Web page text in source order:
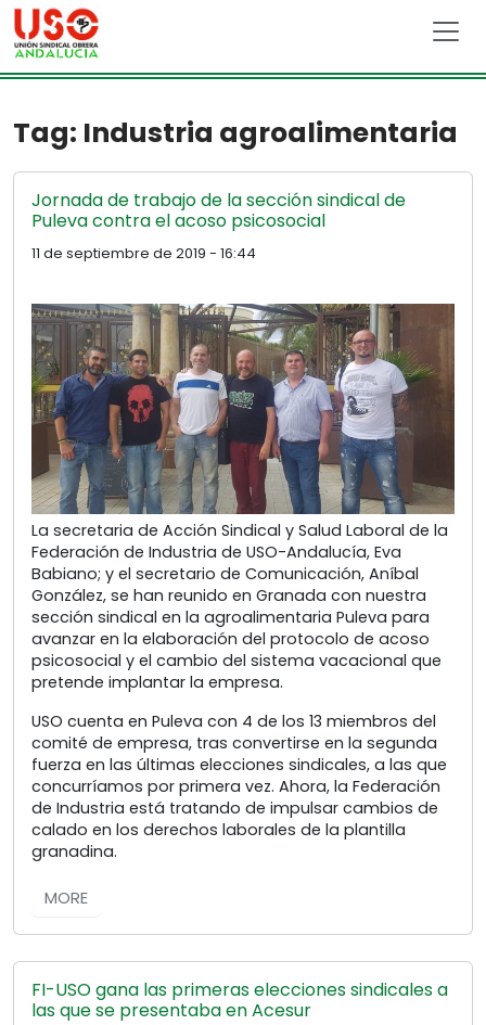
Skip to main content
Tag: Industria agroalimentaria
Jornada de trabajo de la sección sindical de
Puleva contra el acoso psicosocial
11 de septiembre de 2019 - 16:44
La secretaria de Acción Sindical y Salud Laboral de la
Federación de Industria de USO-Andalucía, Eva
Babiano; y el secretario de Comunicación, Aníbal
González, se han reunido en Granada con nuestra
sección sindical en la agroalimentaria Puleva para
avanzar en la elaboración del protocolo de acoso
psicosocial y el cambio del sistema vacacional que
pretende implantar la empresa.
USO cuenta en Puleva con 4 de los 13 miembros del
comité de empresa, tras convertirse en la segunda
fuerza en las últimas elecciones sindicales, a las que
concurríamos por primera vez. Ahora, la Federación
de Industria está tratando de impulsar cambios de
calado en los derechos laborales de la plantilla
granadina.
MORE
FI-USO gana las primeras elecciones sindicales a
las que se presentaba en Acesur